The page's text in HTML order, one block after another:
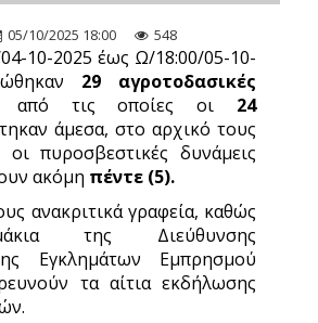
05/10/2025 18:00 548
10-2025 έως Ω/18:00/05-10-
29 αγροτοδασικές
από τις οποίες οι 24
άμεσα, στο αρχικό τους
πυροσβεστικές δυνάμεις
ακόμη πέντε (5).
ανακριτικά γραφεία, καθώς
της Διεύθυνσης
Εγκλημάτων Εμπρησμού
τα αίτια εκδήλωσης